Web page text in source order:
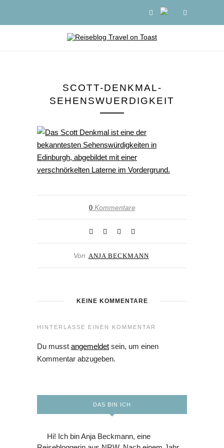
SCOTT-DENKMAL-
SEHENSWUERDIGKEIT
0Kommentare
Von ANJA BECKMANN
KEINE KOMMENTARE
HINTERLASSE EINEN KOMMENTAR
Du musst angemeldet sein, um einen
Kommentar abzugeben.
DAS BIN ICH
Hi! Ich bin Anja Beckmann, eine